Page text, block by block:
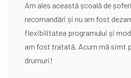
Am ales această școală de
recomandări și nu am fost
flexibilitatea programului și
am fost tratată. Acum mă simt
drumuri!